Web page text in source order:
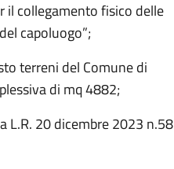
il collegamento fisico delle
capoluogo”;
terreni del Comune di
di mq 4882;
L.R. 20 dicembre 2023 n.58